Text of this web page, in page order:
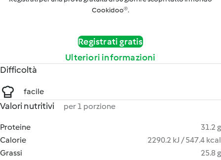
Cookidoo®.
Registrati gratis
Ulteriori informazioni
Difficoltà
facile
Valori nutritivi per 1 porzione
Proteine
31.2 g
Calorie
2290.2 kJ / 547.4 kcal
Grassi
25.8 g